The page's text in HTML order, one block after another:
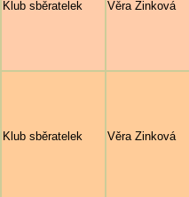
Klub sběratelek Věra Zinková
Klub sběratelek Věra Zinková